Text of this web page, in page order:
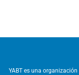
YABT es una